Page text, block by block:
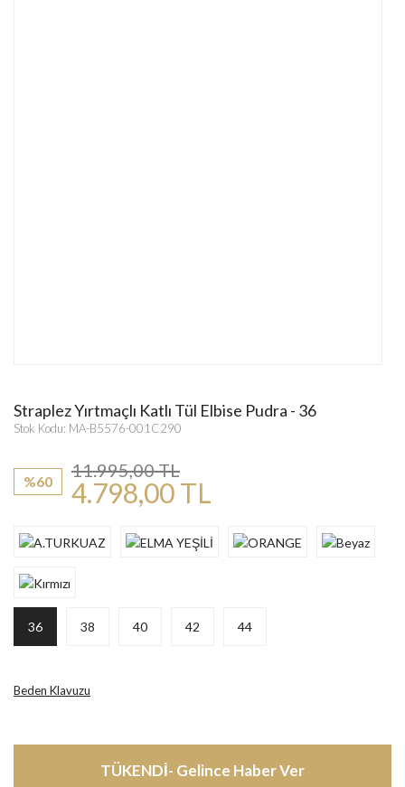
Straplez Yırtmaçlı Katlı Tül Elbise Pudra - 36
Stok Kodu: MA-B5576-001C290
%60
11.995,00 TL
4.798,00 TL
36 38 40 42 44
Beden Klavuzu
TÜKENDİ- Gelince Haber Ver